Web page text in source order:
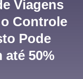
Viagens
Controle
Pode
até 50%